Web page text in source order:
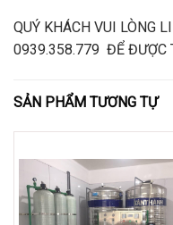
QUÝ KHÁCH VUI LÒNG
0939.358.779 ĐỂ ĐƯỢC
SẢN PHẨM TƯƠNG TỰ